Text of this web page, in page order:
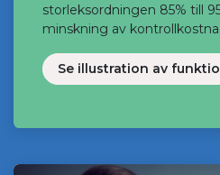
storleksordningen 85% till
minskning av
Se illustration av